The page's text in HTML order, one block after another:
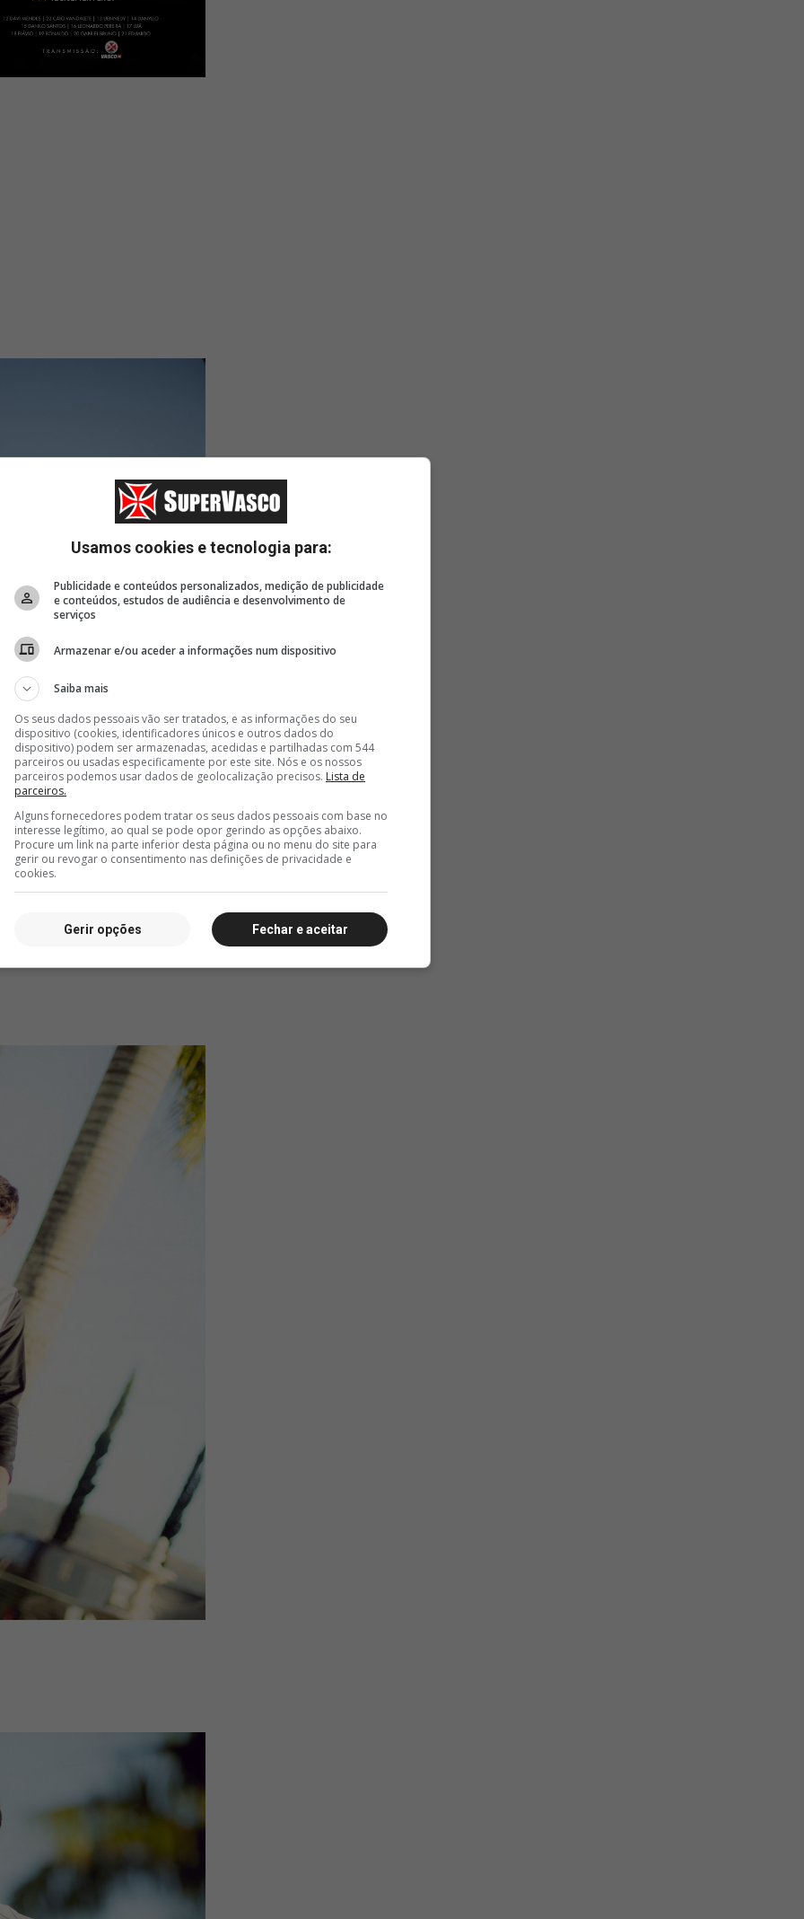
Usamos cookies e tecnologia para:
Publicidade e conteúdos personalizados, medição de publicidade
e conteúdos, estudos de audiência e desenvolvimento de
serviços
Armazenar e/ou aceder a informações num dispositivo
Saiba mais
Os seus dados pessoais vão ser tratados, e as informações do seu
dispositivo (cookies, identificadores únicos e outros dados do
dispositivo) podem ser armazenadas, acedidas e partilhadas com 544
parceiros ou usadas especificamente por este site. Nós e os nossos
parceiros podemos usar dados de geolocalização precisos. Lista de
parceiros.
Alguns fornecedores podem tratar os seus dados pessoais com base no
interesse legítimo, ao qual se pode opor gerindo as opções abaixo.
Procure um link na parte inferior desta página ou no menu do site para
gerir ou revogar o consentimento nas definições de privacidade e
cookies.
Fechar e aceitar
Gerir opções